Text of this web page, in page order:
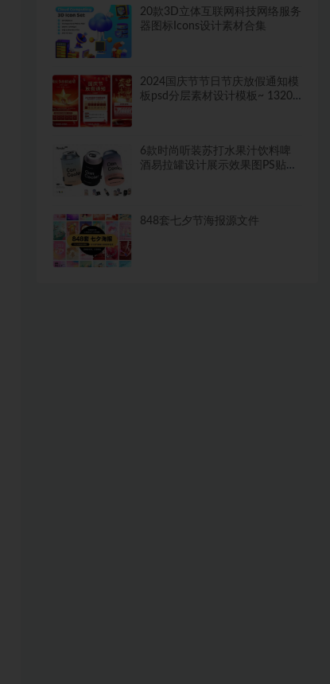
20款3D立体互联网科技网络服务
器图标Icons设计素材合集
2024国庆节节日节庆放假通知模
板psd分层素材设计模板~ 1320
6款时尚听装苏打水果汁饮料啤
酒易拉罐设计展示效果图PS贴图
848套七夕节海报源文件